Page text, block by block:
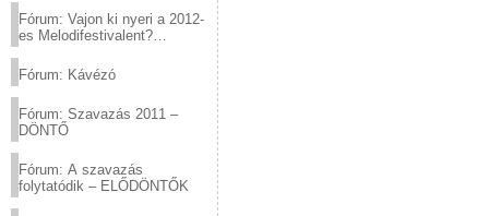
Fórum: Vajon ki nyeri a 2012-
es Melodifestivalent?
Fórum: Kávézó
Fórum: Szavazás 2011 –
DÖNTŐ
Fórum: A szavazás
folytatódik – ELŐDÖNTŐK